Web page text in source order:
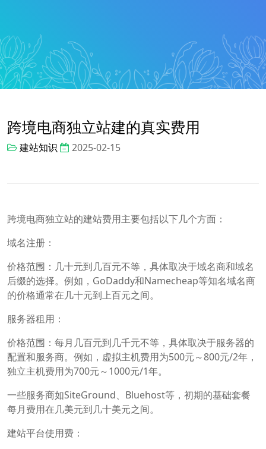
跨境电商独立站建的真实费用
建站知识 2025-02-15
跨境电商独立站的建站费用主要包括以下几个方面：
域名注册：
价格范围：几十元到几百元不等，具体取决于域名商和域名
后缀的选择。例如，GoDaddy和Namecheap等知名域名商
的价格通常在几十元到上百元之间。
服务器租用：
价格范围：每月几百元到几千元不等，具体取决于服务器的
配置和服务商。例如，虚拟主机费用为500元～800元/2年，
独立主机费用为700元～1000元/1年。
一些服务商如SiteGround、Bluehost等，初期的基础套餐
每月费用在几美元到几十美元之间。
建站平台使用费：